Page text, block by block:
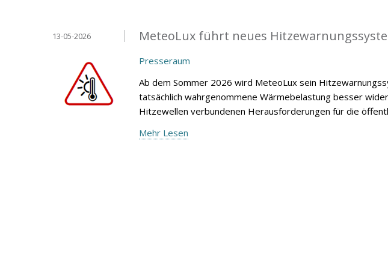
MeteoLux führt neues
13-05-2026
Presseraum
Ab dem Sommer 2026 wird MeteoLux sein
tatsächlich wahrgenommene Wärmebelastung besser
Hitzewellen verbundenen Herausforderungen für die
Mehr Lesen